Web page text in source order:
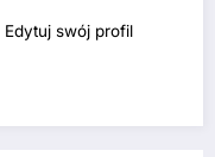
Edytuj swój profil